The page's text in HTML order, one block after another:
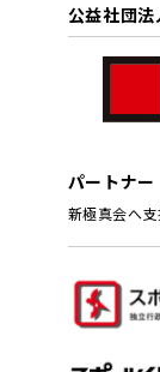
公益社団
パートナー
新極真会へ支